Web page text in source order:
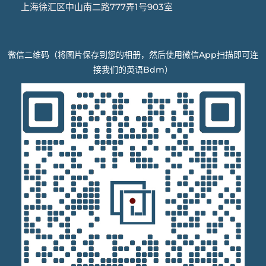
上海徐汇区中山南二路777弄1号903室
微信二维码（将图片保存到您的相册，然后使用微信App扫描即可连
接我们的英语Bdm）